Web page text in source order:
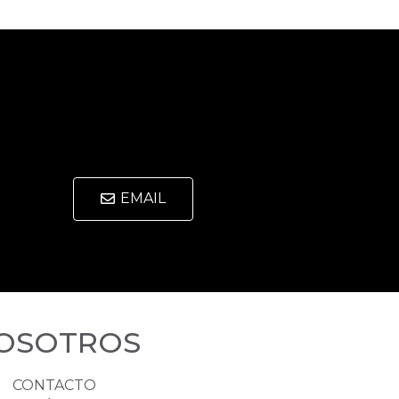
EMAIL
CONTACTO